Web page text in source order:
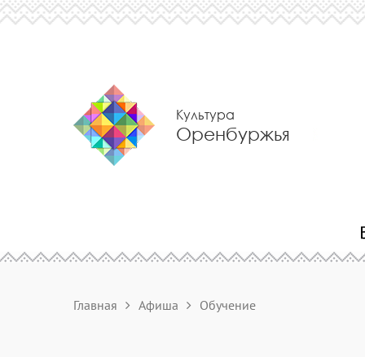
Культура
Оренбуржья
Главная Афиша Обучение